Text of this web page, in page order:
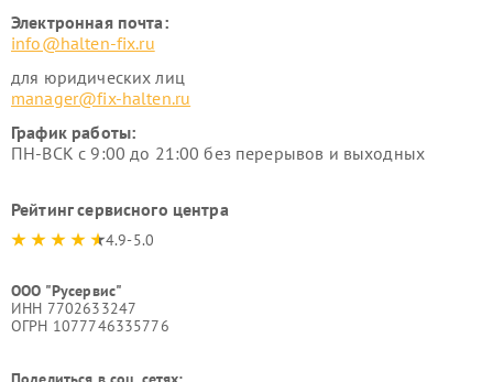
Электронная почта:
info@halten-fix.ru
для юридических лиц
manager@fix-halten.ru
График работы:
ПН-ВСК с 9:00 до 21:00 без перерывов и выходных
Рейтинг сервисного центра
4.9-5.0
ООО "Русервис"
ИНН 7702633247
ОГРН 1077746335776